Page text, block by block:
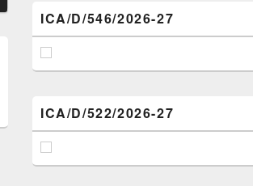
ICA/D/546/2026-27
ICA/D/522/2026-27